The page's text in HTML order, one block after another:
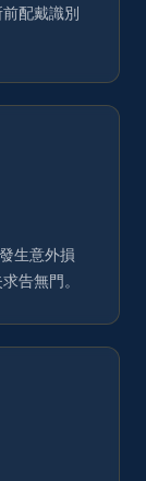
配戴識別
生意外損
告無門。